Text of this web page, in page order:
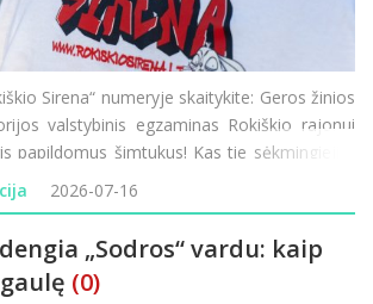
Sirena“ numeryje skaitykite: Geros žinios
valstybinis egzaminas Rokiškio rajonui
papildomus šimtukus! Kas tie sėkmingieji ir
mūsų krašto moksleiviams? Mados
2026-07-16
„Sodros“ vardu: kaip
(0)